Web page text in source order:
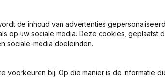
de inhoud van advertenties
op uw sociale media. Deze cookies, geplaatst
sociale-media doeleinden.
voorkeuren bij. Op die manier is de informatie